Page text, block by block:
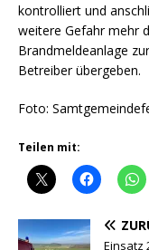
kontrolliert und
weitere Gefahr mehr
Brandmeldeanlage
Betreiber übergeben.
Foto:
Teilen mit:
Einsatz